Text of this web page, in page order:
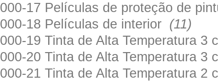
000-17 Películas de proteção de
000-18 Películas de interior (11)
000-19 Tinta de Alta Temperatura
000-20 Tinta de Alta Temperatura
000-21 Tinta de Alta Temperatura